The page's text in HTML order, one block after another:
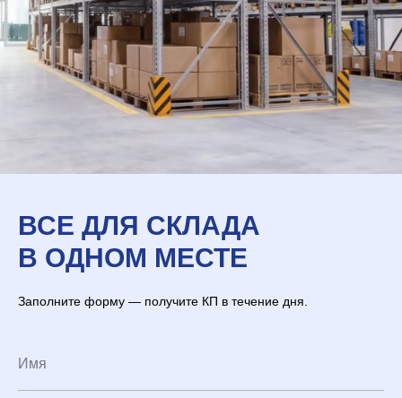
ВСЕ ДЛЯ СКЛАДА
В ОДНОМ МЕСТЕ
Заполните форму — получите КП в течение дня.